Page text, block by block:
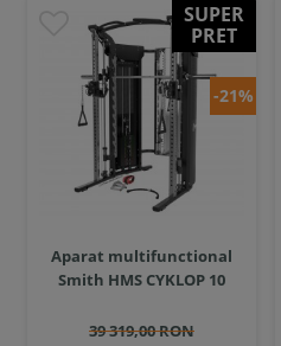
SUPER
PRET
-21%
Aparat multifunctional
Smith HMS CYKLOP 10
39 319,00 RON